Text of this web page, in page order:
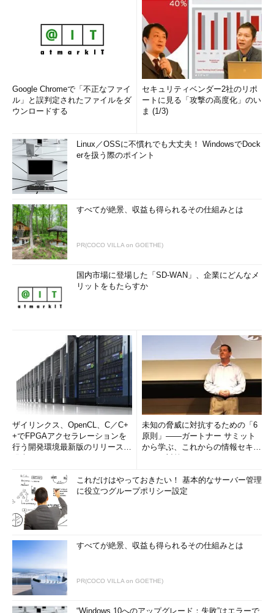
Google Chromeで「不正なファイ
ル」と誤判定されたファイルをダ
ウンロードする
セキュリティベンダー2社のリポ
ートに見る「攻撃の高度化」のい
ま (1/3)
Linux／OSSに不慣れでも大丈夫！ WindowsでDock
erを扱う際のポイント
すべてが絶景、収益も得られるその仕組みとは
PR(COCO VILLA on GOETHE)
国内市場に登場した「SD-WAN」、企業にどんなメ
リットをもたらすか
ザイリンクス、OpenCL、C／C+
+でFPGAアクセラレーションを
行う開発環境最新版のリリースを
未知の脅威に対抗するための「6
原則」――ガートナー サミット
から学ぶ、これからの情報セキュ
これだけはやっておきたい！ 基本的なサーバー管理
に役立つグループポリシー設定
すべてが絶景、収益も得られるその仕組みとは
PR(COCO VILLA on GOETHE)
“Windows 10へのアップグレード：失敗”はエラーで